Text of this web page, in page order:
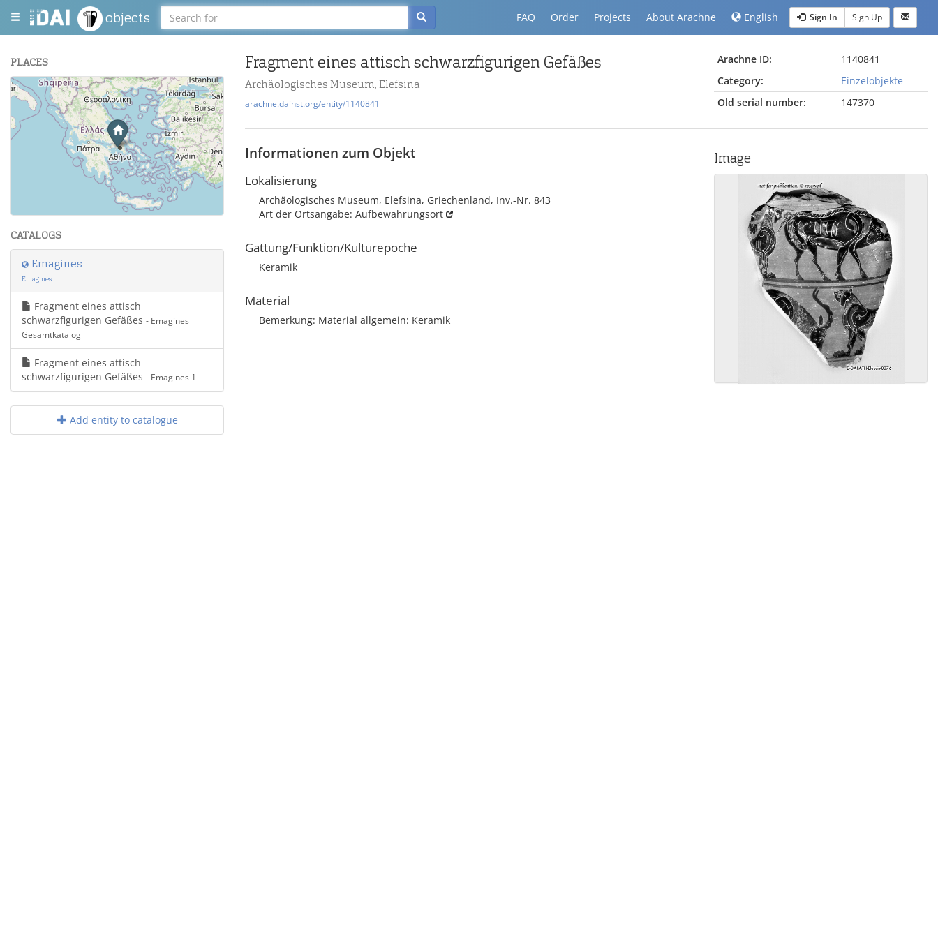
objects FAQ Order Projects About Arachne English Sign In Sign Up
PLACES
+
−
| Maps and Data ©
CATALOGS
Emagines
Emagines
Fragment eines attisch
schwarzfigurigen Gefäßes - Emagines
Gesamtkatalog
Fragment eines attisch
schwarzfigurigen Gefäßes - Emagines 1
Add entity to catalogue
Fragment eines attisch schwarzfigurigen Gefäßes
Archäologisches Museum, Elefsina
arachne.dainst.org/entity/1140841
Arachne ID:
1140841
Category:
Einzelobjekte
Old serial number:
147370
Informationen zum Objekt
Lokalisierung
Archäologisches Museum, Elefsina, Griechenland, Inv.-Nr. 843
Art der Ortsangabe: Aufbewahrungsort
Gattung/Funktion/Kulturepoche
Keramik
Material
Bemerkung: Material allgemein: Keramik
Image